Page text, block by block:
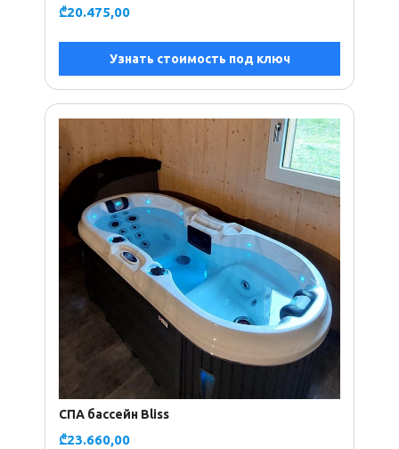
₾20.475,00
Узнать стоимость под ключ
СПА бассейн Bliss
₾23.660,00